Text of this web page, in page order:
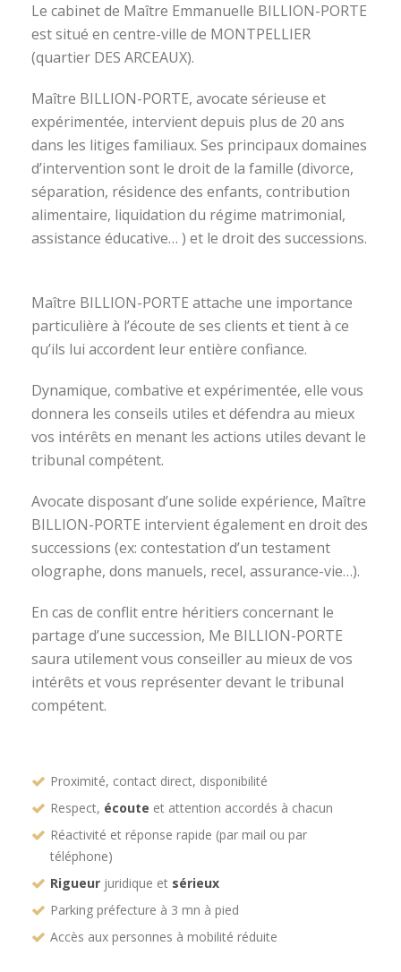
Le cabinet de Maître Emmanuelle BILLION-PORTE
est situé en centre-ville de MONTPELLIER
(quartier DES ARCEAUX).
Maître BILLION-PORTE, avocate sérieuse et
expérimentée, intervient depuis plus de 20 ans
dans les litiges familiaux. Ses principaux domaines
d’intervention sont le droit de la famille (divorce,
séparation, résidence des enfants, contribution
alimentaire, liquidation du régime matrimonial,
assistance éducative… ) et le droit des successions.
Maître BILLION-PORTE attache une importance
particulière à l’écoute de ses clients et tient à ce
qu’ils lui accordent leur entière confiance.
Dynamique, combative et expérimentée, elle vous
donnera les conseils utiles et défendra au mieux
vos intérêts en menant les actions utiles devant le
tribunal compétent.
Avocate disposant d’une solide expérience, Maître
BILLION-PORTE intervient également en droit des
successions (ex: contestation d’un testament
olographe, dons manuels, recel, assurance-vie…).
En cas de conflit entre héritiers concernant le
partage d’une succession, Me BILLION-PORTE
saura utilement vous conseiller au mieux de vos
intérêts et vous représenter devant le tribunal
compétent.
Proximité, contact direct, disponibilité
Respect, écoute et attention accordés à chacun
Réactivité et réponse rapide (par mail ou par
téléphone)
Rigueur juridique et sérieux
Parking préfecture à 3 mn à pied
Accès aux personnes à mobilité réduite